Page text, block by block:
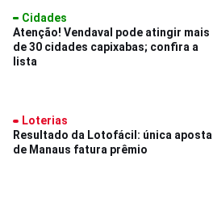
Cidades
Atenção! Vendaval pode atingir mais
de 30 cidades capixabas; confira a
lista
Loterias
Resultado da Lotofácil: única aposta
de Manaus fatura prêmio